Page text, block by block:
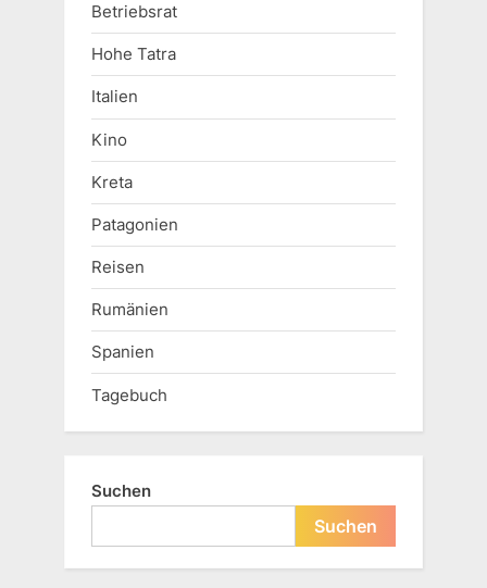
Betriebsrat
Hohe Tatra
Italien
Kino
Kreta
Patagonien
Reisen
Rumänien
Spanien
Tagebuch
Suchen
Suchen